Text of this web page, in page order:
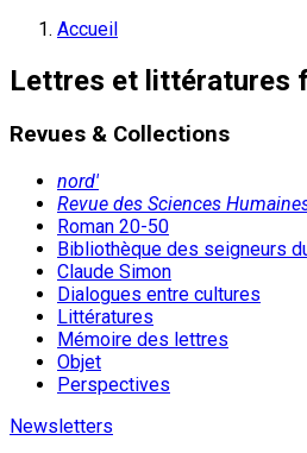
Accueil
Lettres et littératures
Revues & Collections
nord'
Revue des Sciences
Roman 20-50
Bibliothèque des seigneurs
Claude Simon
Dialogues entre cultures
Littératures
Mémoire des lettres
Objet
Perspectives
Newsletters